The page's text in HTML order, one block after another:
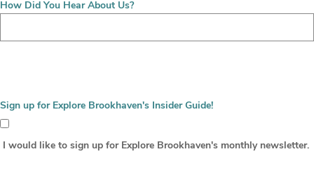
How Did You Hear About Us?
Sign up for Explore Brookhaven's Insider Guide!
I would like to sign up for Explore Brookhaven's monthly newsletter.